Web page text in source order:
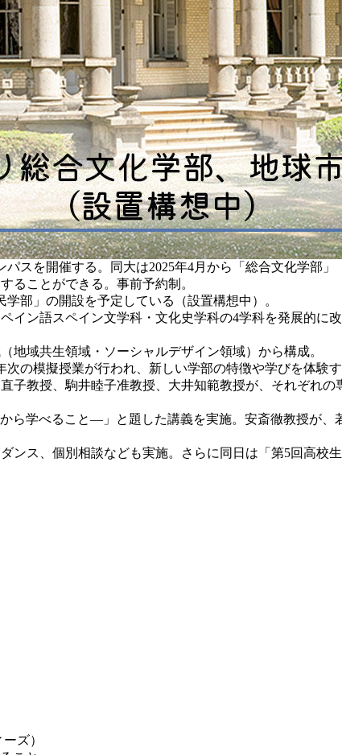
スを開催する。同大は2025年4月から「総合文化学部
ることができる。事前予約制。
部」の開設を予定している（設置構想中）。
ン語スペイン文学科・文化史学科の4学科を発展的に
域共生領域・ソーシャルデザイン領域）から構成。
の模擬授業が行われ、新しい学部の特徴や学びを体験す
教授、駒井睦子准教授、大井知範教授が、それぞれ
学べること―」と題した講義を実施。安斎徹教授が、
ス、個別相談なども実施。さらに同日は「第5回高校
ズ）